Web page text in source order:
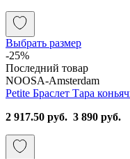
Выбрать размер
-25%
Последний товар
NOOSA-Amsterdam
Petite Браслет Тара
2 917.50 руб. 3 890 руб.